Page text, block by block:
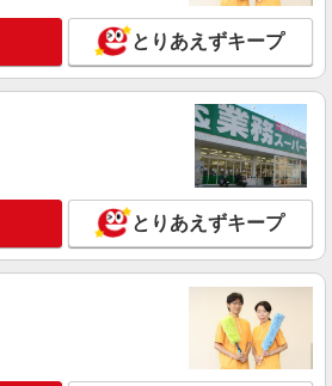
とりあえずキープ
とりあえずキープ